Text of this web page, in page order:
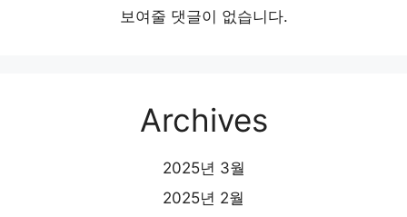
보여줄 댓글이 없습니다.
Archives
2025년 3월
2025년 2월